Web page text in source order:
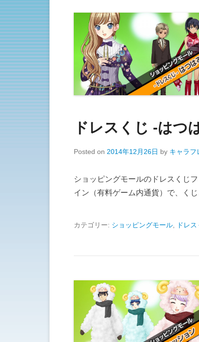
ドレスくじ -はつ
Posted on 2014年12月26日 by キャラフ
ショッピングモールのドレスくじ
イン（有料ゲーム内通貨）で、くじ
カテゴリー: ショッピングモール ドレス